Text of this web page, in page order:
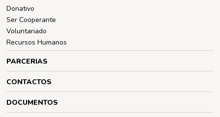
Donativo
Ser Cooperante
Voluntariado
Recursos Humanos
PARCERIAS
CONTACTOS
DOCUMENTOS